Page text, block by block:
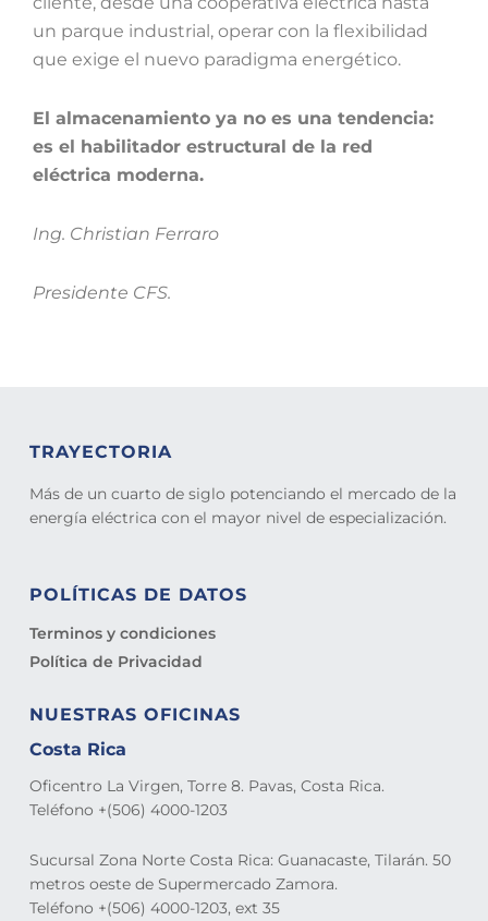
un parque industrial, operar con la flexibilidad
que exige el nuevo paradigma energético.
El almacenamiento ya no es una tendencia:
es el habilitador estructural de la red
eléctrica moderna.
Ing. Christian Ferraro
Presidente CFS.
TRAYECTORIA
Más de un cuarto de siglo potenciando el mercado de la
energía eléctrica con el mayor nivel de especialización.
POLÍTICAS DE DATOS
Terminos y condiciones
Política de Privacidad
NUESTRAS OFICINAS
Costa Rica
Oficentro La Virgen, Torre 8. Pavas, Costa Rica.
Teléfono +(506) 4000-1203
Sucursal Zona Norte Costa Rica: Guanacaste, Tilarán. 50
metros oeste de Supermercado Zamora.
Teléfono +(506) 4000-1203, ext 35